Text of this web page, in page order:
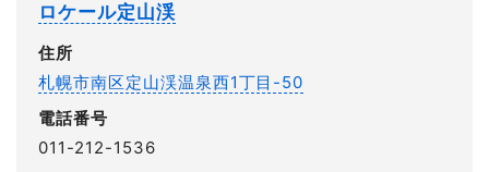
ロケール定山渓
住所
札幌市南区定山渓温泉西1丁目-50
電話番号
011-212-1536